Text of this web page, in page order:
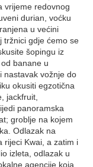
vrijeme redovnog
durian, voćku
u većini
tržnici gdje ćemo se
šopingu iz
banane u
nastavak vožnje do
okusiti egzotična
jackfruit,
panoramska
groblje na kojem
Odlazak na
rijeci Kwai, a zatim i
izleta, odlazak u
agencije koja